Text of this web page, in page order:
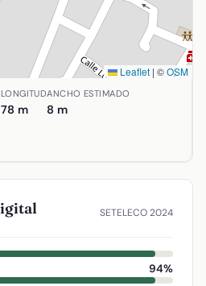
Leaflet | ©OSM
en Aldea del Rey, Ciudad
LONGITUD
78 m
ANCHO ESTIMADO
8 m
SETELECO 2024
94%